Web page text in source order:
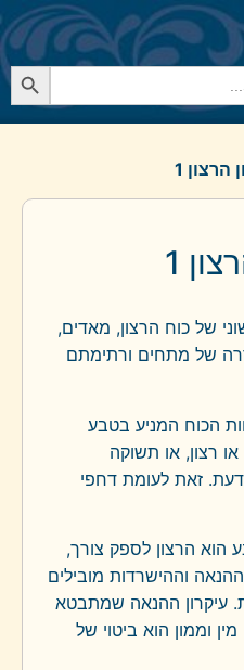
1
1
של כוח הרצון, מאדים,
של מתחים ורתימתם
הכוח המניע בטבע
רצון, או תשוקה
זאת לעומת דחפי
הוא הרצון לספק צורך,
וההישרדות מובילים
עיקרון ההנאה שמתבטא
וממון הוא ביטוי של